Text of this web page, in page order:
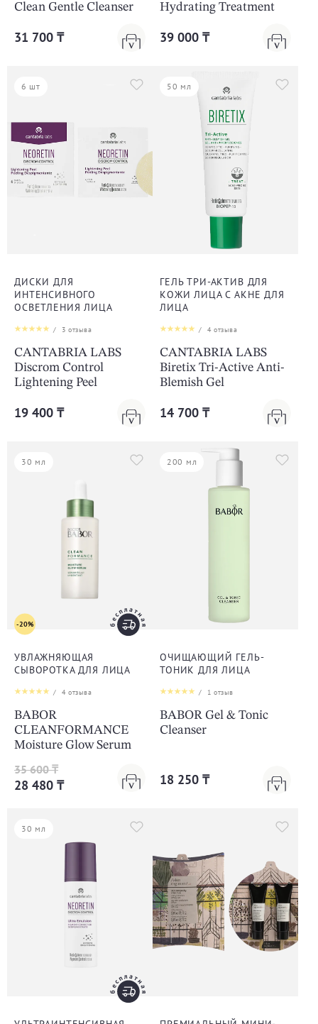
Clean Gentle Cleanser
31 700 ₸
Hydrating Treatment
39 000 ₸
6 шт
ДИСКИ ДЛЯ
ИНТЕНСИВНОГО
ОСВЕТЛЕНИЯ ЛИЦА
/ 3 отзыва
CANTABRIA LABS
Discrom Control
Lightening Peel
19 400 ₸
50 мл
ГЕЛЬ ТРИ-АКТИВ ДЛЯ
КОЖИ ЛИЦА С АКНЕ ДЛЯ
ЛИЦА
/ 4отзыва
CANTABRIA LABS
Biretix Tri-Active Anti-
Blemish Gel
14 700 ₸
30 мл
-20%
УВЛАЖНЯЮЩАЯ
СЫВОРОТКА ДЛЯ ЛИЦА
/ 4отзыва
BABOR
CLEANFORMANCE
Moisture Glow Serum
35 600 ₸
28 480 ₸
200 мл
ОЧИЩАЮЩИЙ ГЕЛЬ-
ТОНИК ДЛЯ ЛИЦА
/ 1 отзыв
BABOR Gel & Tonic
Cleanser
18 250 ₸
30 мл